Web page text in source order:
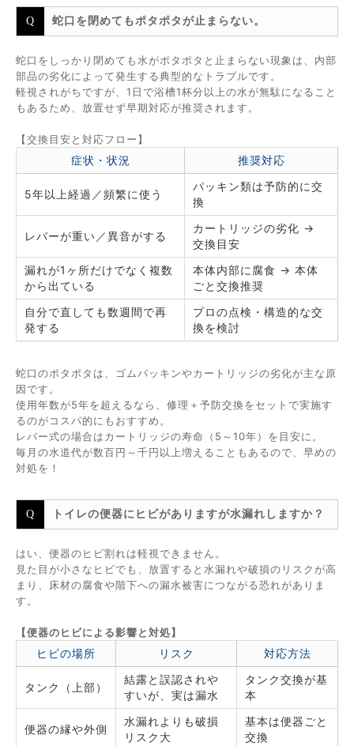
蛇口を閉めてもポタポタが止まらない。
蛇口をしっかり閉めても水がポタポタと止まらない現象は、内部
部品の劣化によって発生する典型的なトラブルです。
軽視されがちですが、1日で浴槽1杯分以上の水が無駄になること
もあるため、放置せず早期対応が推奨されます。
【交換目安と対応フロー】
症状・状況 推奨対応
5年以上経過／頻繁に使う
パッキン類は予防的に交
換
レバーが重い／異音がする
カートリッジの劣化 →
交換目安
漏れが1ヶ所だけでなく複数
から出ている
本体内部に腐食 → 本体
ごと交換推奨
自分で直しても数週間で再
発する
プロの点検・構造的な交
換を検討
蛇口のポタポタは、ゴムパッキンやカートリッジの劣化が主な原
因です。
使用年数が5年を超えるなら、修理＋予防交換をセットで実施す
るのがコスパ的にもおすすめ。
レバー式の場合はカートリッジの寿命（5～10年）を目安に。
毎月の水道代が数百円～千円以上増えることもあるので、早めの
対処を！
トイレの便器にヒビがありますが水漏れしますか？
はい、便器のヒビ割れは軽視できません。
見た目が小さなヒビでも、放置すると水漏れや破損のリスクが高
まり、床材の腐食や階下への漏水被害につながる恐れがありま
す。
【便器のヒビによる影響と対処】
ヒビの場所 リスク 対応方法
タンク（上部）
結露と誤認されや
すいが、実は漏水
タンク交換が基
本
便器の縁や外側
水漏れよりも破損
リスク大
基本は便器ごと
交換